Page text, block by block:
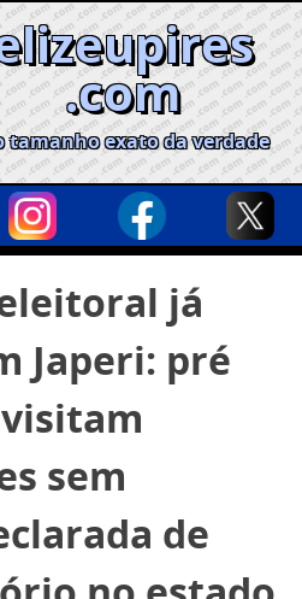
.com
tamanho exato da verdade
já
Japeri: pré
sem
de